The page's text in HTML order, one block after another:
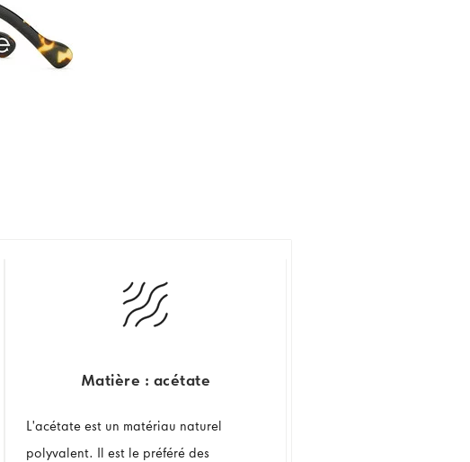
Matière : acétate
L'acétate est un matériau naturel
polyvalent. Il est le préféré des